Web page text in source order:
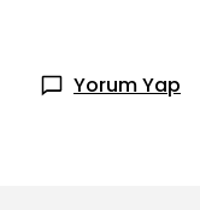
Yorum Yap